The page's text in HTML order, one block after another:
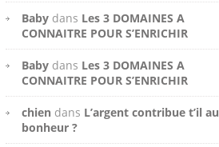
Baby dans Les 3 DOMAINES A
CONNAITRE POUR S’ENRICHIR
Baby dans Les 3 DOMAINES A
CONNAITRE POUR S’ENRICHIR
chien dans L’argent contribue t’il au
bonheur ?